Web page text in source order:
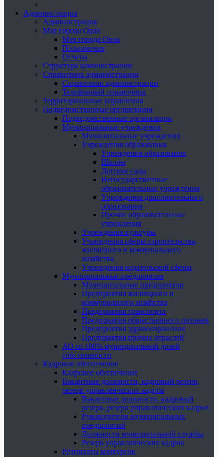
Администрация
Администрация
Мэр города Орла
Мэр города Орла
Полномочия
Отчеты
Структура администрации
Справочник администрации
Справочник администрации
Телефонный справочник
Территориальные управления
Подведомственные организации
Подведомственные организации
Муниципальные учреждения
Муниципальные учреждения
Учреждения образования
Учреждения образования
Школы
Детские сады
Негосударственные
образовательные учреждения
Учреждения дополнительного
образования
Прочие образовательные
учреждения
Учреждения культуры
Учреждения сферы строительства,
жилищного и коммунального
хозяйства
Учреждения издательской сферы
Муниципальные предприятия
Муниципальные предприятия
Предприятия жилищного и
коммунального хозяйства
Предприятия транспорта
Предприятия общественного питания
Предприятия здравоохранения
Предприятия прочих отраслей
АО со 100% муниципальной долей
собственности
Кадровое обеспечение
Кадровое обеспечение
Вакантные должности, кадровый резерв,
резерв управленческих кадров
Вакантные должности, кадровый
резерв, резерв управленческих кадров
Руководители муниципальных
предприятий
Должности муниципальной службы
Резерв управленческих кадров
Результаты конкурсов